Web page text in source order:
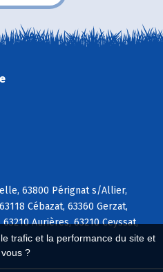
trafic et la performance du site et
?
63800 Pérignat s/Allier,
Cébazat, 63360 Gerzat,
Aurières, 63210 Ceyssat,